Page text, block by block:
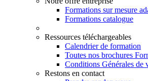
Formations sur mesure
Formations catalogue
Ressources téléchargeables
Calendrier de formation
Toutes nos brochures
Conditions Générales de
Restons en contact